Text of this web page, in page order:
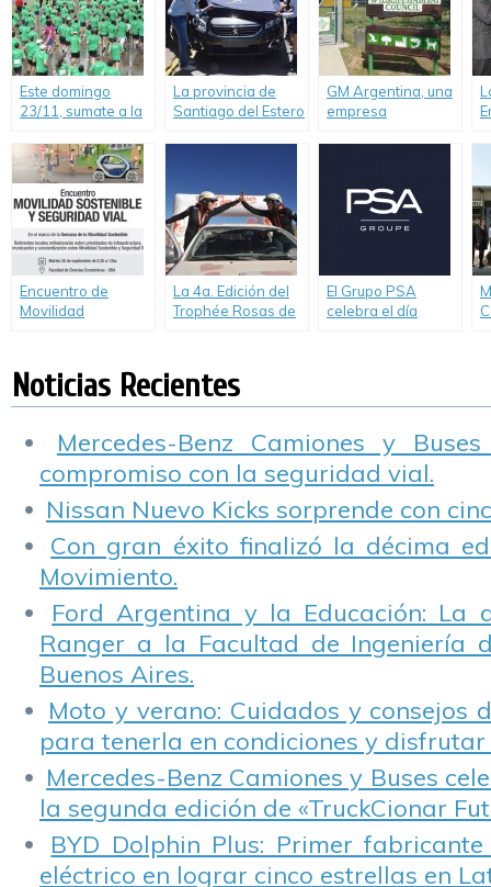
Educación»
del país
desarrollo de la
educación técnica
en todo el país.
Este domingo
23/11, sumate a la
Servicio Chevrolet
10K en Buenos
Aires y participá
del sorteo de un
auto cero KM
La provincia de
Santiago del Estero
Peugeot Citroën
Argentina a
instituciones
técnicas de todo el
país.
GM Argentina, una
empresa
celebró el Día
Mundial del Medio
Ambiente
Encuentro de
Movilidad
Fundación de
Empresa Groupe
Renault.
La 4a. Edición del
Trophée Rosas de
El Grupo PSA
celebra el día
Noticias Recientes
Mercedes-Benz Camiones y
compromiso con la seguridad vial.
Nissan Nuevo Kicks sorprende con
Con gran éxito finalizó la décima
Movimiento.
Ford Argentina y la Educación: La
Ranger a la Facultad de Ingeniería
Buenos Aires.
Moto y verano: Cuidados y consejos
para tenerla en condiciones y disfrutar
Mercedes-Benz Camiones y Buses
la segunda edición de «TruckCionar
BYD Dolphin Plus: Primer
eléctrico en lograr cinco estrellas en